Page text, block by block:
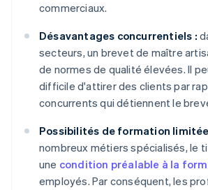
commerciaux.
Désavantages concurrentiels :
secteurs, un brevet de maître
de normes de qualité élevées. Il
difficile d'attirer des clients par
concurrents qui détiennent le
Possibilités de formation
nombreux métiers spécialisés, le
une condition préalable à la
employés. Par conséquent, les